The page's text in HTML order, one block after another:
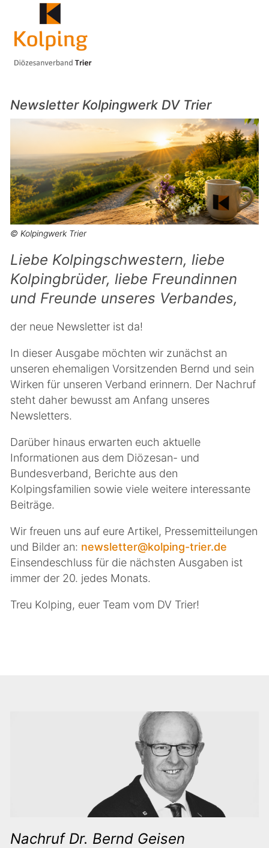
Newsletter Kolpingwerk DV Trier
© Kolpingwerk Trier
Liebe Kolpingschwestern, liebe
Kolpingbrüder, liebe Freundinnen
und Freunde unseres Verbandes,
der neue Newsletter ist da!
In dieser Ausgabe möchten wir zunächst an
unseren ehemaligen Vorsitzenden Bernd und sein
Wirken für unseren Verband erinnern. Der Nachruf
steht daher bewusst am Anfang unseres
Newsletters.
Darüber hinaus erwarten euch aktuelle
Informationen aus dem Diözesan- und
Bundesverband, Berichte aus den
Kolpingsfamilien sowie viele weitere interessante
Beiträge.
Wir freuen uns auf eure Artikel, Pressemitteilungen
und Bilder an: newsletter@kolping-trier.de
Einsendeschluss für die nächsten Ausgaben ist
immer der 20. jedes Monats.
Treu Kolping, euer Team vom DV Trier!
Nachruf Dr. Bernd Geisen